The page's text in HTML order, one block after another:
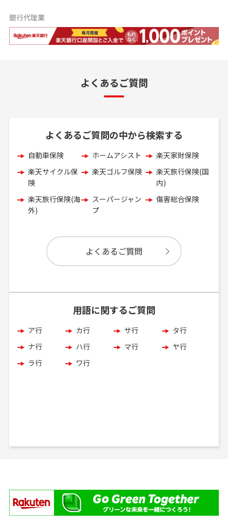
銀行代理業
よくあるご質問
よくあるご質問の中から検索する
自動車保険 ホームアシスト
楽天家財保険
楽天サイクル保
険
楽天ゴルフ保険
楽天旅行保険(国
内)
楽天旅行保険(海
外)
スーパージャン
プ
傷害総合保険
よくあるご質問
用語に関するご質問
ア行 カ行 サ行
タ行
ナ行
ハ行 マ行
ヤ行
ラ行
ワ行